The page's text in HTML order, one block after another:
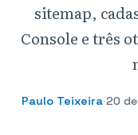
sitemap,
Console e três
Paulo Teixeira·20